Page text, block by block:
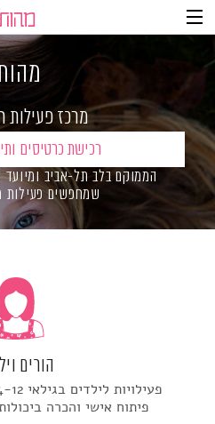
to
Content
to
navigation
מרכז פעילות
הממוקם בלב תל-אביב ומיועד
שמחפשים פעילות
רכישת כרטיסים
הורים
פיתוח אישי והכרה